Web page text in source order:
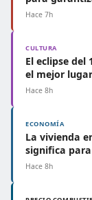
Hace 7h
CULTURA
El eclipse del
el mejor
Hace 8h
ECONOMÍA
La vivienda
significa
Hace 8h